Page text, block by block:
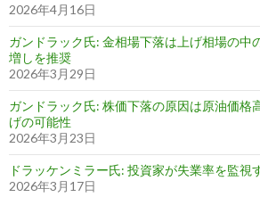
2026年4月16日
ガンドラック氏: 金相場下落は上げ相場の中
増しを推奨
2026年3月29日
ガンドラック氏: 株価下落の原因は原油価格
げの可能性
2026年3月23日
ドラッケンミラー氏: 投資家が失業率を監視
2026年3月17日